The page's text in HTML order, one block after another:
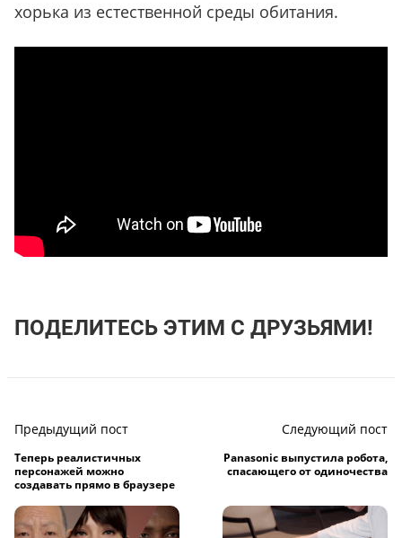
хорька из естественной среды обитания.
ПОДЕЛИТЕСЬ ЭТИМ С ДРУЗЬЯМИ!
Предыдущий пост
Теперь реалистичных
персонажей можно
создавать прямо в браузере
Следующий пост
Panasonic выпустила робота,
спасающего от одиночества